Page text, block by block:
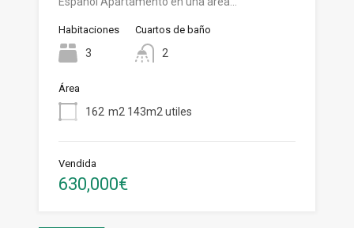
Habitaciones
3
Cuartos de baño
2
Área
162 m2 143m2 utiles
Vendida
630,000€